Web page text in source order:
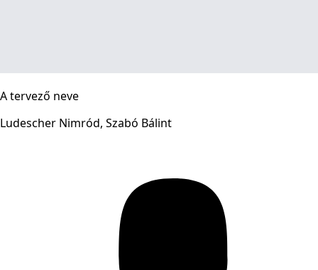
A tervező neve
Ludescher Nimród, Szabó Bálint